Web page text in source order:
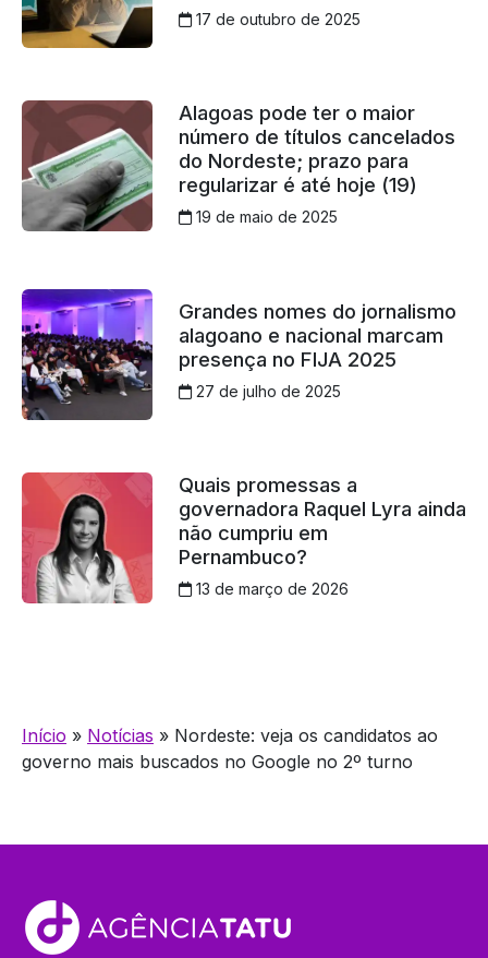
17 de outubro de 2025
Alagoas pode ter o maior
número de títulos cancelados
do Nordeste; prazo para
regularizar é até hoje (19)
19 de maio de 2025
Grandes nomes do jornalismo
alagoano e nacional marcam
presença no FIJA 2025
27 de julho de 2025
Quais promessas a
governadora Raquel Lyra ainda
não cumpriu em
Pernambuco?
13 de março de 2026
Início » Notícias » Nordeste: veja os candidatos ao
governo mais buscados no Google no 2º turno